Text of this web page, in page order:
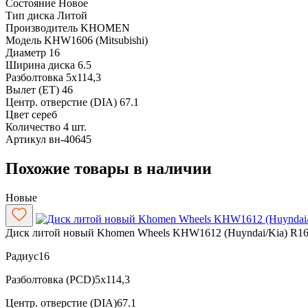
Состояние Новое
Тип диска Литой
Производитель KHOMEN
Модель KHW1606 (Mitsubishi)
Диаметр 16
Ширина диска 6.5
Разболтовка 5x114,3
Вылет (ET) 46
Центр. отверстие (DIA) 67.1
Цвет сереб
Количество 4 шт.
Артикул вн-40645
Похожие товары в наличии
Новые
Диск литой новый Khomen Wheels KHW1612 (Huyndai/Kia) R16
Радиус16
Разболтовка (PCD)5x114,3
Центр. отверстие (DIA)67.1